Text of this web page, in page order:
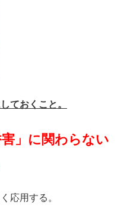
ておくこと。
」に関わらない
応用する。